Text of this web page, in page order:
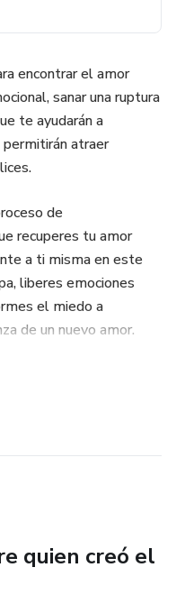
encontrar el amor
sanar una ruptura
te ayudarán a
atraer
de
recuperes tu amor
a ti misma en este
liberes emociones
el miedo a
de un nuevo amor.
una vez adquieres el
quien creó el